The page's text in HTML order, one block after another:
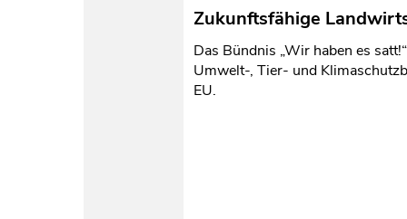
Zukunftsfähige
Das Bündnis „Wir haben es
Umwelt-, Tier- und
EU.